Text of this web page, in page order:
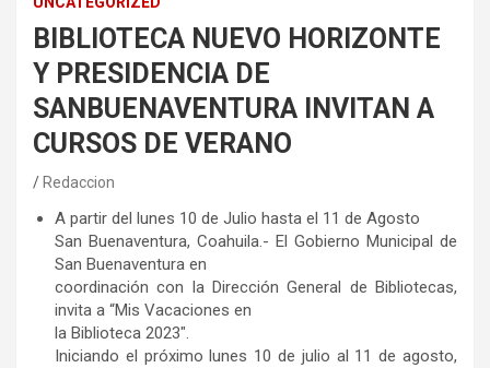
BIBLIOTECA NUEVO HORIZONTE
Y PRESIDENCIA DE
SANBUENAVENTURA INVITAN A
CURSOS DE VERANO
Redaccion
A partir del lunes 10 de Julio hasta el 11 de Agosto
San Buenaventura, Coahuila.- El Gobierno Municipal de
San Buenaventura en
coordinación con la Dirección General de Bibliotecas,
invita a “Mis Vacaciones en
la Biblioteca 2023″.
Iniciando el próximo lunes 10 de julio al 11 de agosto,